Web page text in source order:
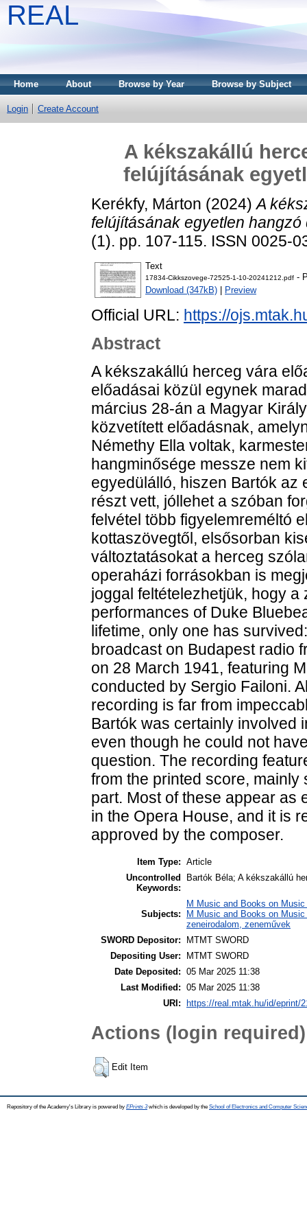
REAL
Home About Browse by Year Browse by Subject
Login Create Account
A kékszakállú
felújításának
Kerékfy, Márton (2024)A
felújításának egyetlen hangzó
(1). pp. 107-115. ISSN 0025-
Text
17834-Cikkszovege-72525-1-10-20241212.pdf -
Download (347kB)
Preview
Official URL: https://
Abstract
A kékszakállú herceg vára
előadásai közül egynek
március 28-án a Magyar
közvetített előadásnak,
Némethy Ella voltak,
hangminősége messze nem
egyedülálló, hiszen Bartók az
részt vett, jóllehet a szóban
felvétel több figyelemreméltó
kottaszövegtől, elsősorban
változtatásokat a herceg
operaházi forrásokban is
joggal feltételezhetjük, hogy
performances of Duke
lifetime, only one has
broadcast on Budapest radio
on 28 March 1941, featuring
conducted by Sergio Failoni.
recording is far from
Bartók was certainly involved
even though he could not
question. The recording
from the printed score, mainly
part. Most of these appear as
in the Opera House, and it is
approved by the composer.
Item Type: Article
Uncontrolled
Keywords:
Bartók Béla; A kékszakállú
Subjects:
M Music and Books on
M Music and Books on
zeneirodalom, zeneművek
SWORD Depositor:
MTMT SWORD
Depositing User:
MTMT SWORD
Date Deposited: 05 Mar 2025 11:38
Last Modified: 05 Mar 2025 11:38
URI:
https://real.mtak.hu/id/eprint/
Actions (login required)
Edit Item
Repository of the Academy's Library is powered by EPrints 3which is developed by the School of Electronics and Computer